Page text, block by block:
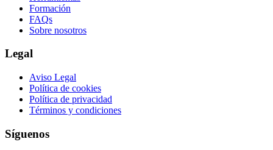
Formación
FAQs
Sobre nosotros
Legal
Aviso Legal
Política de cookies
Política de privacidad
Términos y condiciones
Síguenos